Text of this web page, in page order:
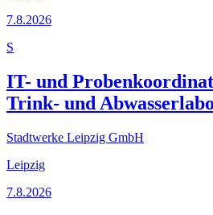
7.8.2026
S
IT- und
Trink- und
Stadtwerke Leipzig GmbH
Leipzig
7.8.2026